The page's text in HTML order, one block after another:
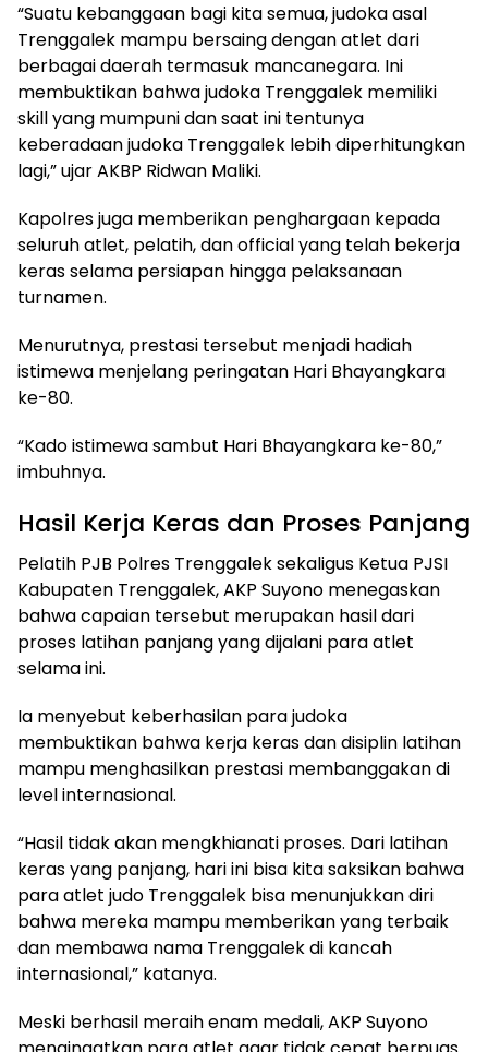
“Suatu kebanggaan bagi kita semua, judoka asal
Trenggalek mampu bersaing dengan atlet dari
berbagai daerah termasuk mancanegara. Ini
membuktikan bahwa judoka Trenggalek memiliki
skill yang mumpuni dan saat ini tentunya
keberadaan judoka Trenggalek lebih diperhitungkan
lagi,” ujar AKBP Ridwan Maliki.
Kapolres juga memberikan penghargaan kepada
seluruh atlet, pelatih, dan official yang telah bekerja
keras selama persiapan hingga pelaksanaan
turnamen.
Menurutnya, prestasi tersebut menjadi hadiah
istimewa menjelang peringatan Hari Bhayangkara
ke-80.
“Kado istimewa sambut Hari Bhayangkara ke-80,”
imbuhnya.
Hasil Kerja Keras dan Proses Panjang
Pelatih PJB Polres Trenggalek sekaligus Ketua PJSI
Kabupaten Trenggalek, AKP Suyono menegaskan
bahwa capaian tersebut merupakan hasil dari
proses latihan panjang yang dijalani para atlet
selama ini.
Ia menyebut keberhasilan para judoka
membuktikan bahwa kerja keras dan disiplin latihan
mampu menghasilkan prestasi membanggakan di
level internasional.
“Hasil tidak akan mengkhianati proses. Dari latihan
keras yang panjang, hari ini bisa kita saksikan bahwa
para atlet judo Trenggalek bisa menunjukkan diri
bahwa mereka mampu memberikan yang terbaik
dan membawa nama Trenggalek di kancah
internasional,” katanya.
Meski berhasil meraih enam medali, AKP Suyono